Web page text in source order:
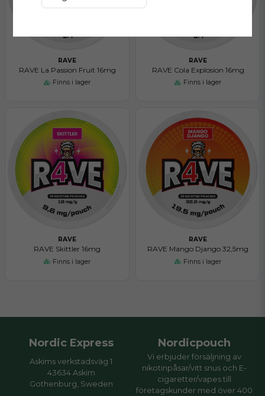
RAVE
RAVE La Passion Fruit 16mg
Finns i lager
RAVE
RAVE Cola Explosion 16mg
Finns i lager
RAVE
RAVE Skittler 16mg
Finns i lager
RAVE
RAVE Mango Django 32,5mg
Finns i lager
Nordic Express
Askims verkstadsväg 1
43634 Askim
Gothenburg, Sweden
Nordicpouch
Vi erbjuder försäljning av
nikotinpåsar/vitt snus och E-
cigaretter/vapes till
företagskunder med över 400